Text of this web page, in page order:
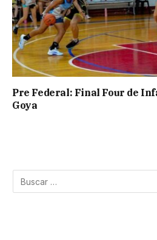
Pre Federal: Final Four de
Goya